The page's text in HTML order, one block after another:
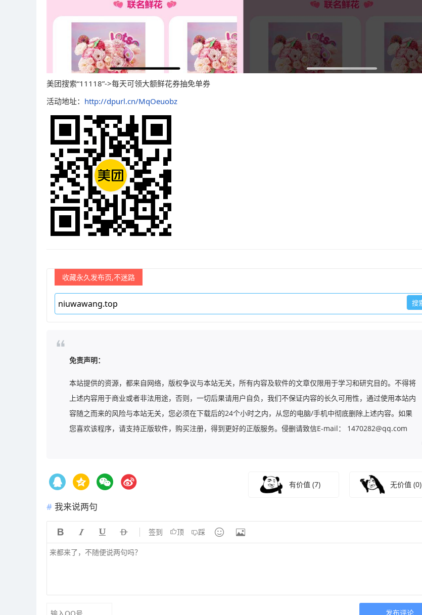
美团搜索“11118”->每天可领大额鲜花券抽免单券
活动地址： http://dpurl.cn/MqOeuobz
收藏永久发布页,不迷路
免责声明：
本站提供的资源，都来自网络，版权争议与本站无关，所有内容及软件的文章仅限用于学习和研究目的。不得将
上述内容用于商业或者非法用途，否则，一切后果请用户自负，我们不保证内容的长久可用性，通过使用本站内
容随之而来的风险与本站无关，您必须在下载后的24个小时之内，从您的电脑/手机中彻底删除上述内容。如果
您喜欢该程序，请支持正版软件，购买注册，得到更好的正版服务。侵删请致信E-mail： 1470282@qq.com
有价值(7) 无价值(0)
我来说两句
    签到 顶 踩  
发布评论